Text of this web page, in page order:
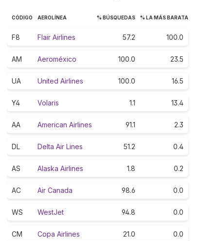
CÓDIGO AEROLÍNEA % BÚSQUEDAS % LA MÁS BARATA
F8 Flair Airlines 57.2 100.0
AM Aeroméxico 100.0 23.5
UA United Airlines 100.0 16.5
Y4 Volaris 1.1 13.4
AA American Airlines 91.1 2.3
DL Delta Air Lines 51.2 0.4
AS Alaska Airlines 1.8 0.2
AC Air Canada 98.6 0.0
WS WestJet 94.8 0.0
CM Copa Airlines 21.0 0.0